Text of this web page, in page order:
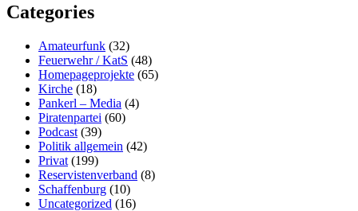
Categories
Amateurfunk (32)
Feuerwehr / KatS (48)
Homepageprojekte (65)
Kirche (18)
Pankerl – Media (4)
Piratenpartei (60)
Podcast (39)
Politik allgemein (42)
Privat (199)
Reservistenverband (8)
Schaffenburg (10)
Uncategorized (16)